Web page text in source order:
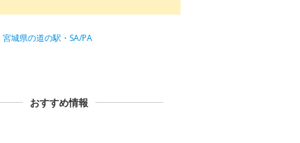
宮城県の道の駅・SA/PA
おすすめ情報